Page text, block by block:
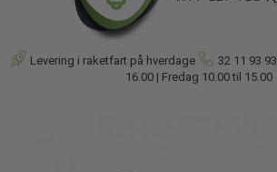
Levering i raketfart på hverdage 32 11 93 93
16.00 | Fredag 10.00 til 15.00